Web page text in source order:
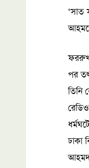
‘সাত
ফররুখ
পর
তিনি
ঢাকা
আহমদ